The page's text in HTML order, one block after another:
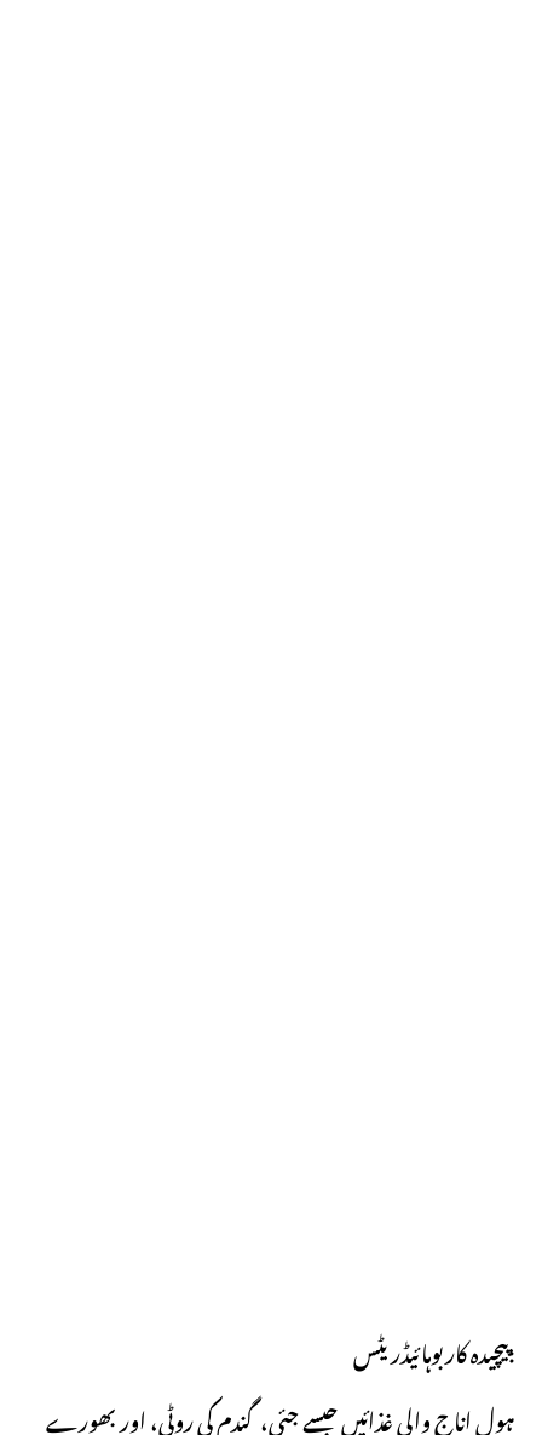
پیچیدہ کاربوہائیڈریٹس:
ہول اناج والی غذائیں جیسے جئی، گندم کی روٹی، اور بھورے